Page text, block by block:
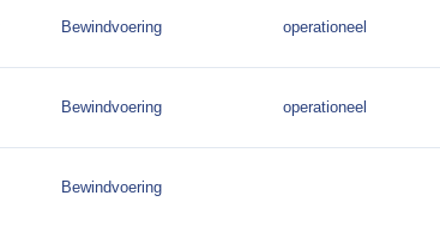
Bewindvoering operationeel
Bewindvoering operationeel
Bewindvoering